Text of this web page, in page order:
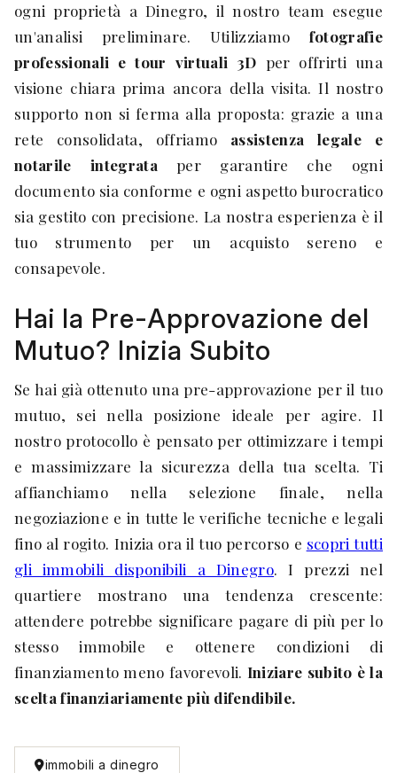
ogni proprietà a Dinegro, il nostro team esegue
un'analisi preliminare. Utilizziamo fotografie
professionali e tour virtuali 3D per offrirti una
visione chiara prima ancora della visita. Il nostro
supporto non si ferma alla proposta: grazie a una
rete consolidata, offriamo assistenza legale e
notarile integrata per garantire che ogni
documento sia conforme e ogni aspetto burocratico
sia gestito con precisione. La nostra esperienza è il
tuo strumento per un acquisto sereno e
consapevole.
Hai la Pre-Approvazione del
Mutuo? Inizia Subito
Se hai già ottenuto una pre-approvazione per il tuo
mutuo, sei nella posizione ideale per agire. Il
nostro protocollo è pensato per ottimizzare i tempi
e massimizzare la sicurezza della tua scelta. Ti
affianchiamo nella selezione finale, nella
negoziazione e in tutte le verifiche tecniche e legali
fino al rogito. Inizia ora il tuo percorso e scopri tutti
gli immobili disponibili a Dinegro. I prezzi nel
quartiere mostrano una tendenza crescente:
attendere potrebbe significare pagare di più per lo
stesso immobile e ottenere condizioni di
finanziamento meno favorevoli. Iniziare subito è la
scelta finanziariamente più difendibile.
immobili a dinegro